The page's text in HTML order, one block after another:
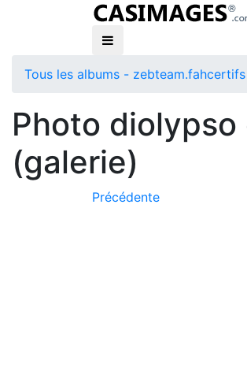
Tous les albums - zebteam.fahcertifs
Photo
(galerie)
Précédente